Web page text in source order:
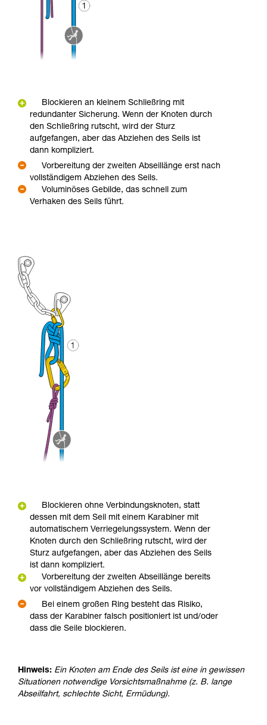
Blockieren an kleinem Schließring mit
redundanter Sicherung. Wenn der Knoten durch
den Schließring rutscht, wird der Sturz
aufgefangen, aber das Abziehen des Seils ist
dann kompliziert.
Vorbereitung der zweiten Abseillänge erst nach
vollständigem Abziehen des Seils.
Voluminöses Gebilde, das schnell zum
Verhaken des Seils führt.
Blockieren ohne Verbindungsknoten, statt
dessen mit dem Seil mit einem Karabiner mit
automatischem Verriegelungssystem. Wenn der
Knoten durch den Schließring rutscht, wird der
Sturz aufgefangen, aber das Abziehen des Seils
ist dann kompliziert.
Vorbereitung der zweiten Abseillänge bereits
vor vollständigem Abziehen des Seils.
Bei einem großen Ring besteht das Risiko,
dass der Karabiner falsch positioniert ist und/oder
dass die Seile blockieren.
Hinweis: Ein Knoten am Ende des Seils ist eine in gewissen
Situationen notwendige Vorsichtsmaßnahme (z. B. lange
Abseilfahrt, schlechte Sicht, Ermüdung).